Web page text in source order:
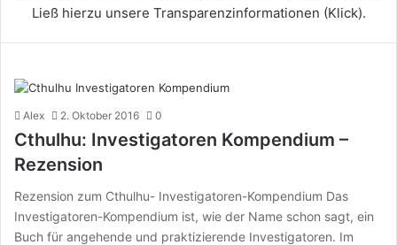
Ließ hierzu unsere Transparenzinformationen (Klick).
Alex 2. Oktober 2016 0
Cthulhu: Investigatoren Kompendium –
Rezension
Rezension zum Cthulhu- Investigatoren-Kompendium Das
Investigatoren-Kompendium ist, wie der Name schon sagt, ein
Buch für angehende und praktizierende Investigatoren. Im